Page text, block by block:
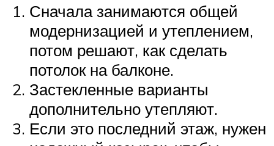
Сначала занимаются общей
модернизацией и утеплением,
потом решают, как сделать
потолок на балконе.
Застекленные варианты
дополнительно утепляют.
Если это последний этаж, нужен